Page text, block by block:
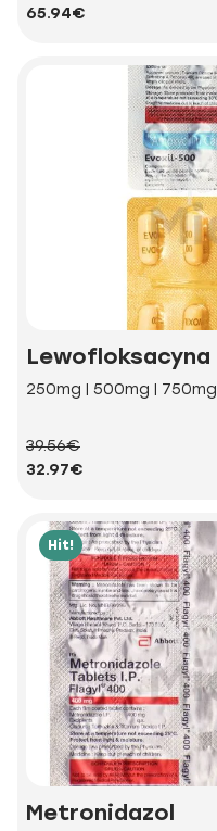
65.94€
Lewofloksacyna
250mg | 500mg | 750mg
39.56€
32.97€
Hit!
Metronidazol